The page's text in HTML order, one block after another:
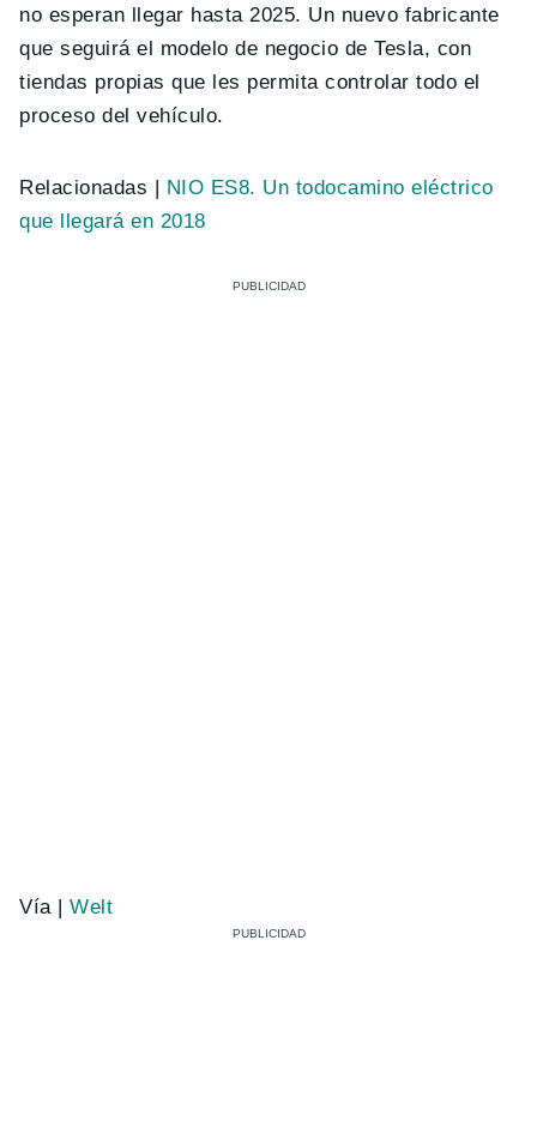
no esperan llegar hasta 2025. Un nuevo fabricante
que seguirá el modelo de negocio de Tesla, con
tiendas propias que les permita controlar todo el
proceso del vehículo.
Relacionadas | NIO ES8. Un todocamino eléctrico
que llegará en 2018
Vía |Welt